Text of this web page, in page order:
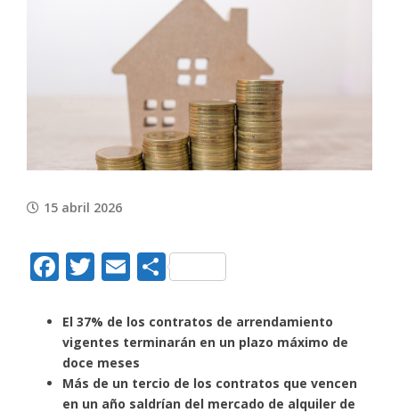
15 abril 2026
Facebook
Twitter
EmailCompartir
El 37% de los contratos de arrendamiento
vigentes terminarán en un plazo máximo de
doce meses
Más de un tercio de los contratos que vencen
en un año saldrían del mercado de alquiler de